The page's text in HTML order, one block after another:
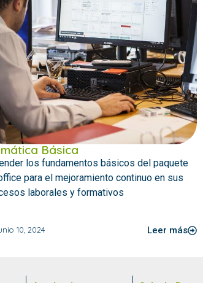
Básica
los fundamentos básicos del paquete
para el mejoramiento continuo en sus
laborales y formativos
10, 2024 Leer más